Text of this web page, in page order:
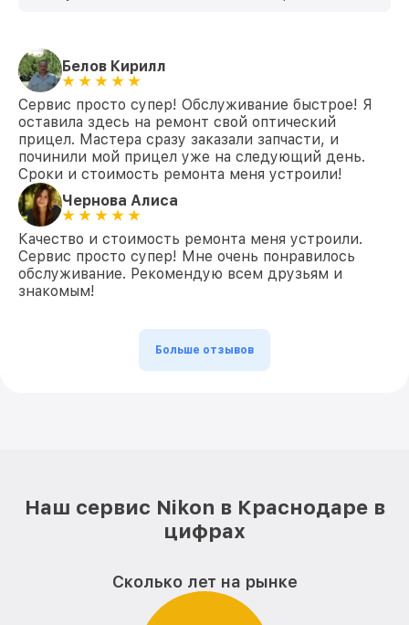
Белов Кирилл
Сервис просто супер! Обслуживание быстрое! Я
оставила здесь на ремонт свой оптический
прицел. Мастера сразу заказали запчасти, и
починили мой прицел уже на следующий день.
Сроки и стоимость ремонта меня устроили!
Чернова Алиса
Качество и стоимость ремонта меня устроили.
Сервис просто супер! Мне очень понравилось
обслуживание. Рекомендую всем друзьям и
знакомым!
Больше отзывов
Наш сервис Nikon в Краснодаре в
цифрах
Сколько лет на рынке